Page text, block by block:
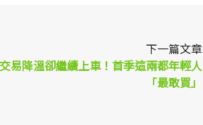
下一篇文章
易降溫卻繼續上車！首季這兩都年輕人
「最敢買」